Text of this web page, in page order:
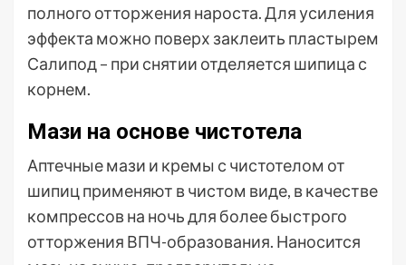
полного отторжения нароста. Для усиления
эффекта можно поверх заклеить пластырем
Салипод – при снятии отделяется шипица с
корнем.
Мази на основе чистотела
Аптечные мази и кремы с чистотелом от
шипиц применяют в чистом виде, в качестве
компрессов на ночь для более быстрого
отторжения ВПЧ-образования. Наносится